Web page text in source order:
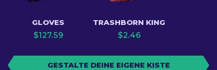
GLOVES
$127.59
TRASHBORN KING
$2.46
GESTALTE DEINE EIGENE KISTE